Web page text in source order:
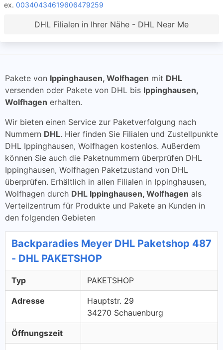
ex. 00340434619606479259
DHL Filialen in Ihrer Nähe - DHL Near Me
Pakete von Ippinghausen, Wolfhagen mit DHL
versenden oder Pakete von DHL bis Ippinghausen,
Wolfhagen erhalten.
Wir bieten einen Service zur Paketverfolgung nach
Nummern DHL. Hier finden Sie Filialen und Zustellpunkte
DHL Ippinghausen, Wolfhagen kostenlos. Außerdem
können Sie auch die Paketnummern überprüfen DHL
Ippinghausen, Wolfhagen Paketzustand von DHL
überprüfen. Erhältlich in allen Filialen in Ippinghausen,
Wolfhagen durch DHL Ippinghausen, Wolfhagen als
Verteilzentrum für Produkte und Pakete an Kunden in
den folgenden Gebieten
Backparadies Meyer DHL Paketshop 487
- DHL PAKETSHOP
Typ PAKETSHOP
Adresse
Hauptstr. 29
34270 Schauenburg
Öffnungszeit